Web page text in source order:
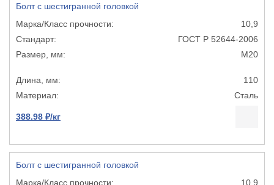
Болт с шестигранной головкой
10,9
ГОСТ Р 52644-2006
М20
110
Сталь
388.98 ₽/кг
Болт с шестигранной головкой
10,9